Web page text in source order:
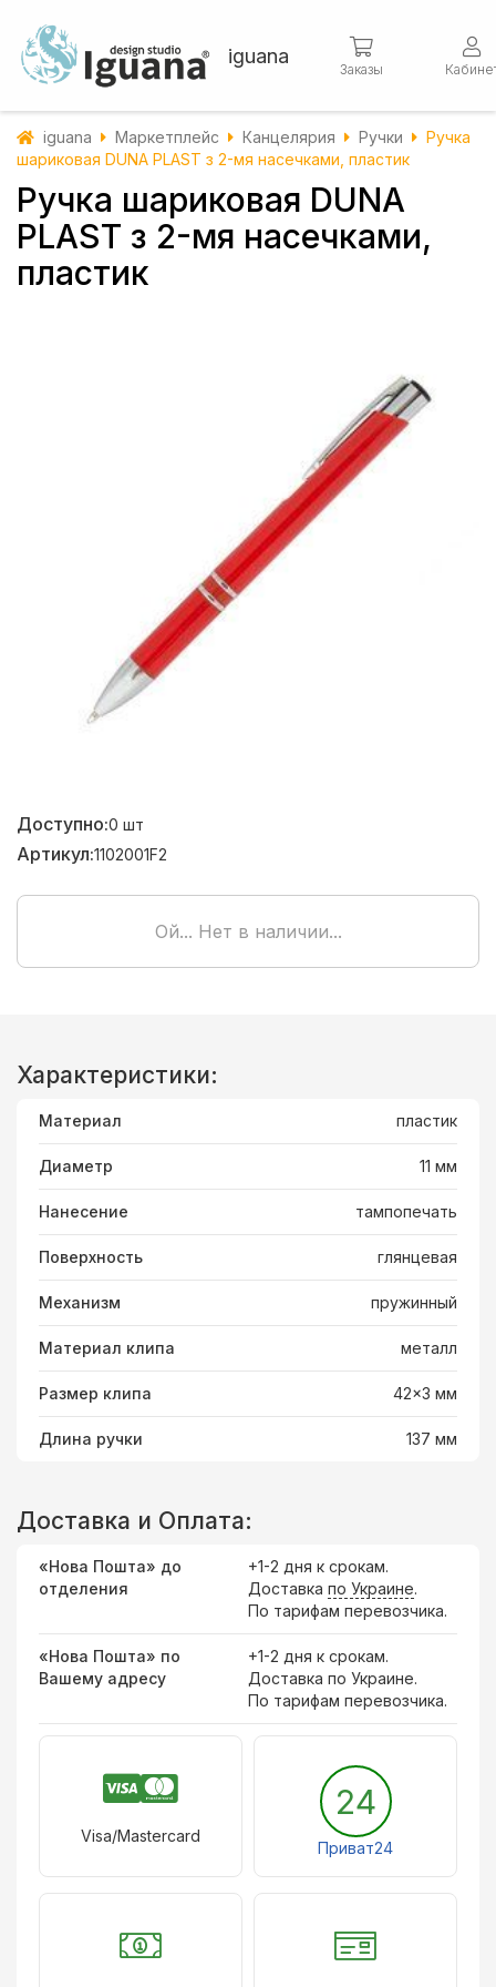
iguana
Заказы
iguana Маркетплейс Канцелярия Ручки
Ручка
шариковая DUNA PLAST з 2-мя насечками, пластик
Ручка шариковая DUNA
PLAST з 2-мя насечками,
пластик
Доступно:0 шт
Артикул:1102001F2
Ой... Нет в наличии...
Характеристики:
Материал пластик
Диаметр 11 мм
Нанесение тампопечать
Поверхность глянцевая
Механизм пружинный
Материал клипа металл
Размер клипа 42x3 мм
Длина ручки 137 мм
Доставка и Оплата:
«Нова Пошта» до
отделения
+1-2 дня к срокам.
Доставка по Украине.
По тарифам перевозчика.
«Нова Пошта» по
Вашему адресу
+1-2 дня к срокам.
Доставка по Украине.
По тарифам перевозчика.
Visa/Mastercard
24
Приват24